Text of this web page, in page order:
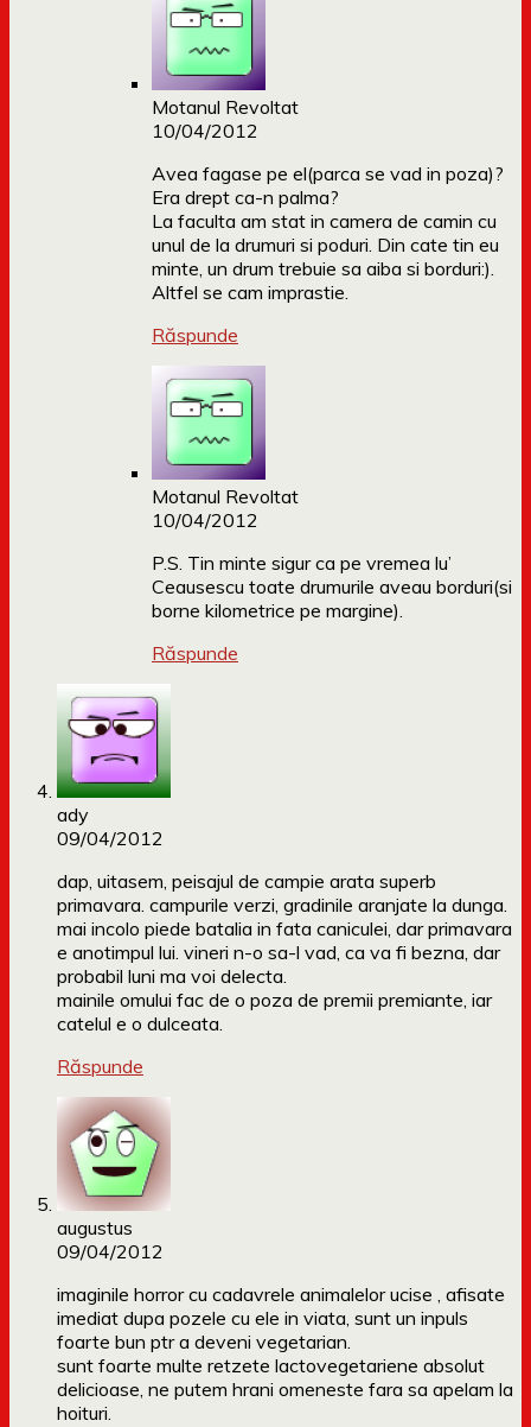
Motanul Revoltat
10/04/2012
Avea fagase pe el(parca se vad in poza)?
Era drept ca-n palma?
La faculta am stat in camera de camin cu
unul de la drumuri si poduri. Din cate tin eu
minte, un drum trebuie sa aiba si borduri:).
Altfel se cam imprastie.
Răspunde
Motanul Revoltat
10/04/2012
P.S. Tin minte sigur ca pe vremea lu’
Ceausescu toate drumurile aveau borduri(si
borne kilometrice pe margine).
Răspunde
ady
09/04/2012
dap, uitasem, peisajul de campie arata superb
primavara. campurile verzi, gradinile aranjate la dunga.
mai incolo piede batalia in fata caniculei, dar primavara
e anotimpul lui. vineri n-o sa-l vad, ca va fi bezna, dar
probabil luni ma voi delecta.
mainile omului fac de o poza de premii premiante, iar
catelul e o dulceata.
Răspunde
augustus
09/04/2012
imaginile horror cu cadavrele animalelor ucise , afisate
imediat dupa pozele cu ele in viata, sunt un inpuls
foarte bun ptr a deveni vegetarian.
sunt foarte multe retzete lactovegetariene absolut
delicioase, ne putem hrani omeneste fara sa apelam la
hoituri.